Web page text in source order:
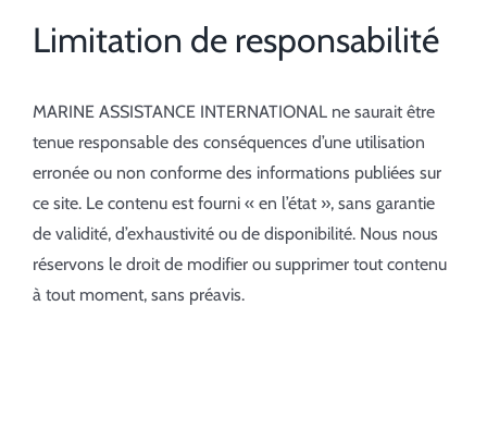
Limitation de responsabilité
MARINE ASSISTANCE INTERNATIONAL ne saurait être
tenue responsable des conséquences d’une utilisation
erronée ou non conforme des informations publiées sur
ce site. Le contenu est fourni « en l’état », sans garantie
de validité, d’exhaustivité ou de disponibilité. Nous nous
réservons le droit de modifier ou supprimer tout contenu
à tout moment, sans préavis.